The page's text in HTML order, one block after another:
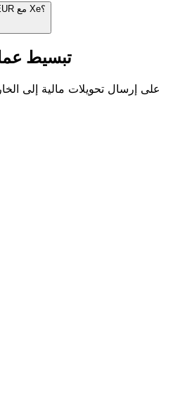
هل يمكنني إرسال 25 NIO إلى EUR مع Xe؟
تبسيط